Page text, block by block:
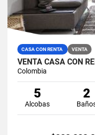
CASA CON RENTA VENTA
VENTA CASA CON
Colombia
5
Alcobas
2